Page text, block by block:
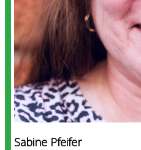
Sabine Pfeifer